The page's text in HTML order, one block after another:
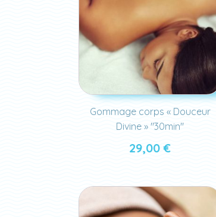
Gommage corps « Douceur
Divine » "30min"
29,00€